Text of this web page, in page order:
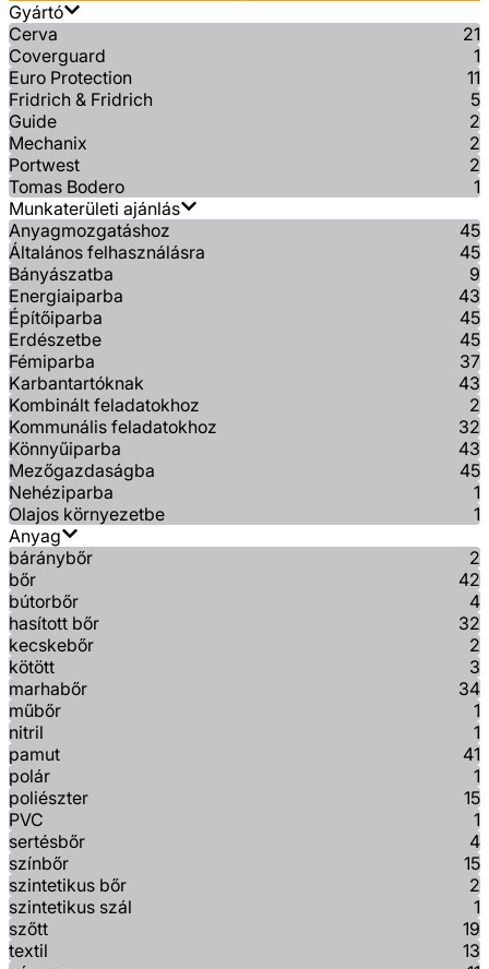
Gyártó
Cerva
21
Coverguard
1
Euro Protection
11
Fridrich & Fridrich
5
Guide
2
Mechanix
2
Portwest
2
Tomas Bodero
1
Munkaterületi ajánlás
Anyagmozgatáshoz
45
Általános felhasználásra
45
Bányászatba
9
Energiaiparba
43
Építőiparba
45
Erdészetbe
45
Fémiparba
37
Karbantartóknak
43
Kombinált feladatokhoz
2
Kommunális feladatokhoz
32
Könnyűiparba
43
Mezőgazdaságba
45
Nehéziparba
1
Olajos környezetbe
1
Anyag
báránybőr
2
bőr
42
bútorbőr
4
hasított bőr
32
kecskebőr
2
kötött
3
marhabőr
34
műbőr
1
nitril
1
pamut
41
polár
1
poliészter
15
PVC
1
sertésbőr
4
színbőr
15
szintetikus bőr
2
szintetikus szál
1
szőtt
19
textil
13